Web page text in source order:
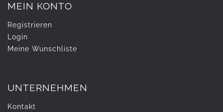
MEIN KONTO
Registrieren
Login
Meine Wunschliste
UNTERNEHMEN
Kontakt